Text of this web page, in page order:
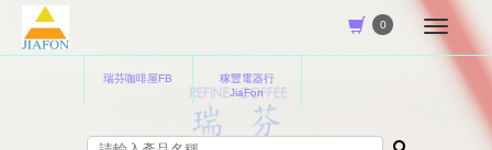
0
瑞芬咖啡屋FB
稼豐電器行
JiaFon